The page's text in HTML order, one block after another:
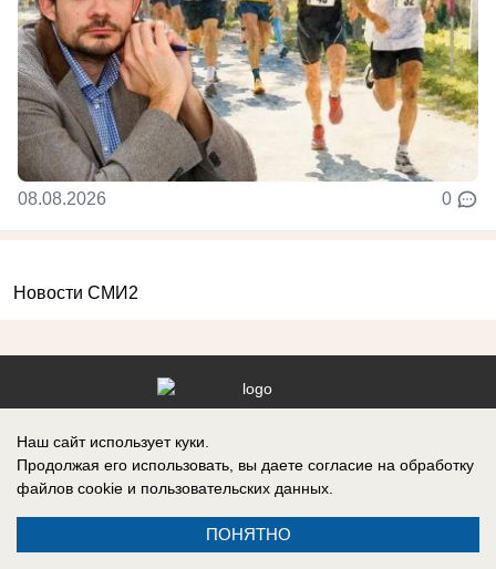
08.08.2026 0
Новости СМИ2
Запись о регистрации СМИ: Эл № ФС77-88610, выдано Федеральной
Наш сайт использует куки.
Продолжая его использовать, вы даете согласие на обработку
файлов cookie и пользовательских данных.
ПОНЯТНО